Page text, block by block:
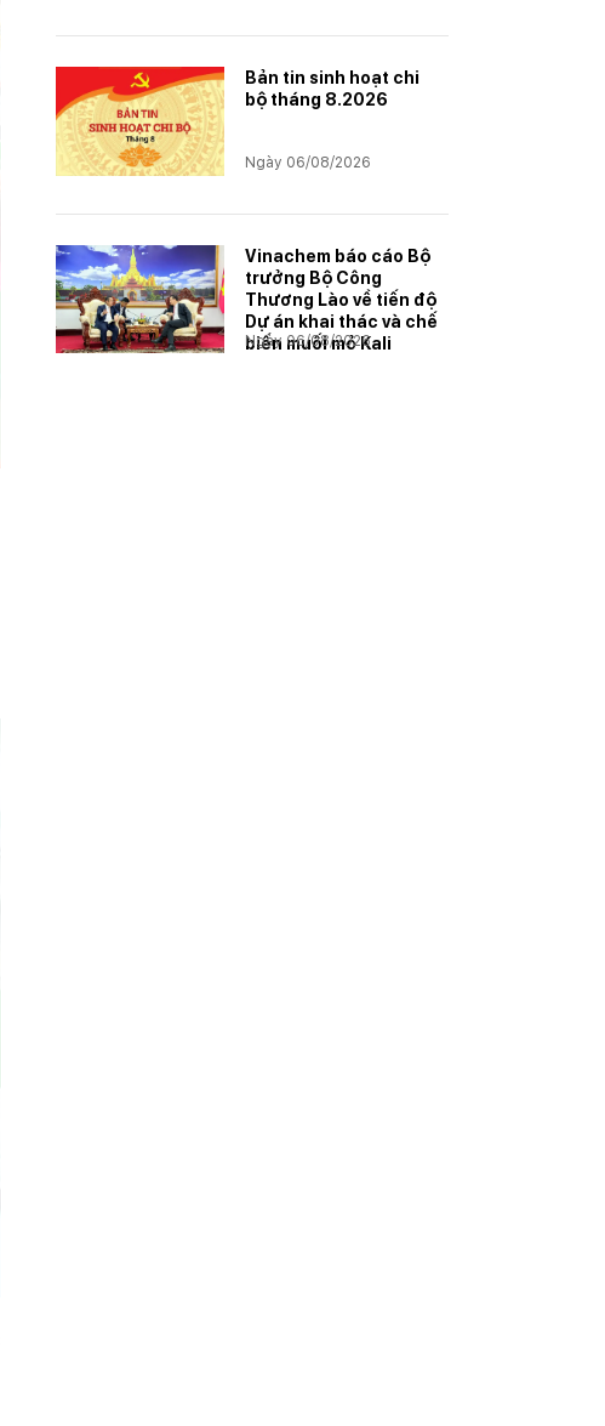
Bản tin sinh hoạt chi
bộ tháng 8.2026
Ngày 06/08/2026
Vinachem báo cáo Bộ
trưởng Bộ Công
Thương Lào về tiến độ
Dự án khai thác và chế
biến muối mỏ Kali
Ngày 06/08/2026